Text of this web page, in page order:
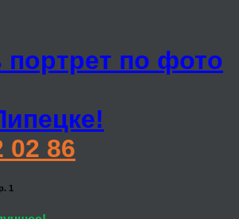
портрет по фото
02 86
1